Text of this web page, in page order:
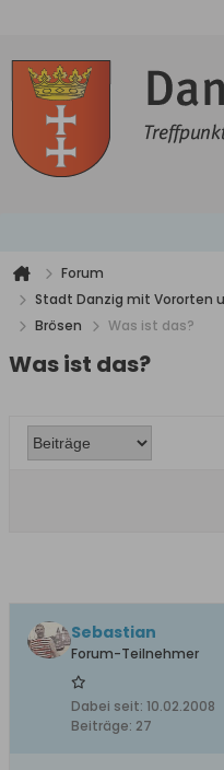
Forum
Stadt Danzig mit Vororten
Brösen
Was ist das?
Was ist das?
Sebastian
Forum-Teilnehmer
Dabei seit: 10.02.2008
Beiträge: 27